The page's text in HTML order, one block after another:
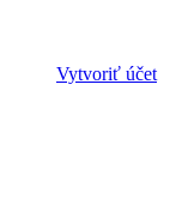
Vytvoriť účet